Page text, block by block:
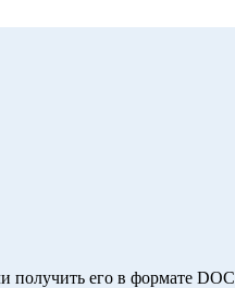
получить его в формате DOC